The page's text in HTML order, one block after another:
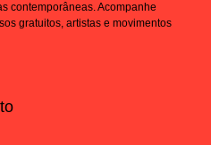
contemporâneas. Acompanhe
gratuitos, artistas e movimentos